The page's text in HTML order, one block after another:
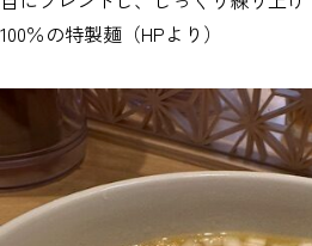
100％の特製麺（HPより）